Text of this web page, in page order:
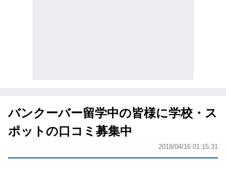
バンクーバー留学中の皆様に学校・ス
ポットの口コミ募集中
2018/04/16 01:15:31